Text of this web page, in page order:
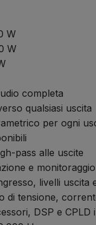
W
W
completa
qualsiasi uscita
per ogni
pass alle uscite
e monitoraggio
livelli uscita
di tensione,
DSP e CPLD